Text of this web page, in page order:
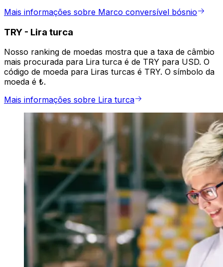
Mais informações sobre Marco conversível bósnio
TRY - Lira turca
Nosso ranking de moedas mostra que a taxa de câmbio
mais procurada para Lira turca é de TRY para USD. O
código de moeda para Liras turcas é TRY. O símbolo da
moeda é ₺.
Mais informações sobre Lira turca